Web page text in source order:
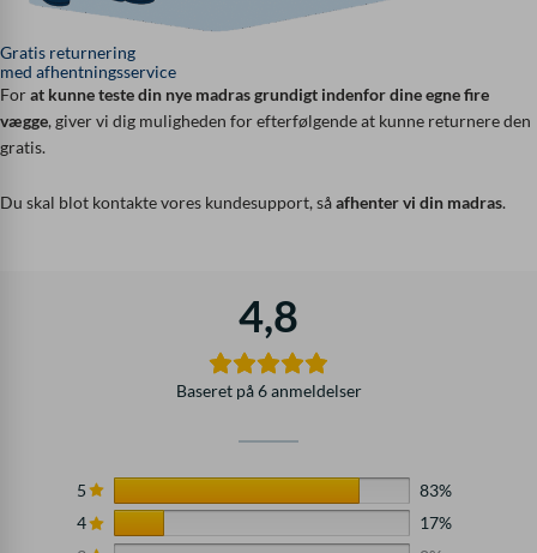
Gratis returnering
med afhentningsservice
Forat kunne teste din nye madras grundigt indenfor dine egne fire
vægge, giver vi dig muligheden for efterfølgende at kunne returnere den
gratis.
Du skal blot kontakte vores kundesupport, såafhenter vi din madras.
4,8
Baseret på 6 anmeldelser
5
83%
4
17%